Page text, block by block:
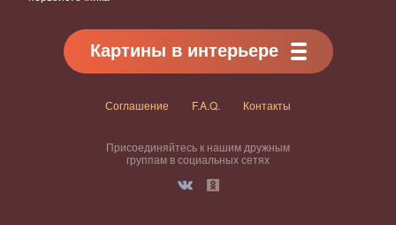
Картины в интерьере
Соглашение F.A.Q. Контакты
Присоединяйтесь к нашим дружным
группам в социальных сетях